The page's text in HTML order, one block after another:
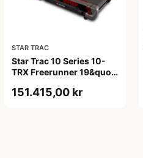
STAR TRAC
Star Trac 10 Series 10-
TRX Freerunner 19&quot;
151.415,00 kr